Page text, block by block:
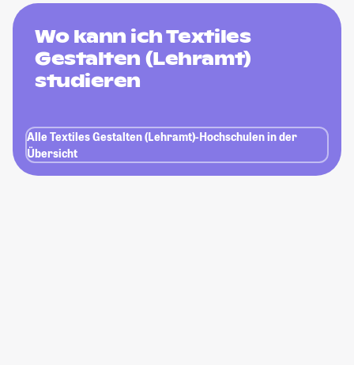
Wo kann ich Textiles
Gestalten (Lehramt)
studieren
Alle Textiles Gestalten (Lehramt)-Hochschulen in der
Übersicht